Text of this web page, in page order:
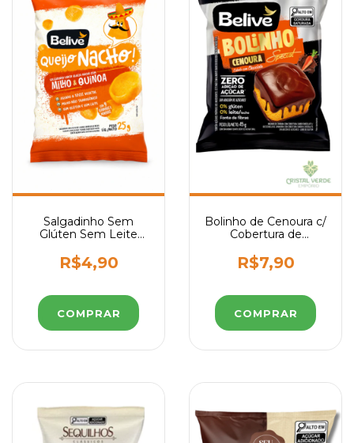
Salgadinho Sem
Glúten Sem Leite
Belive 25g
R$4,90
Bolinho de Cenoura c/
Cobertura de
Sem Açúcar Sem
Leite Belive 45g
R$7,90